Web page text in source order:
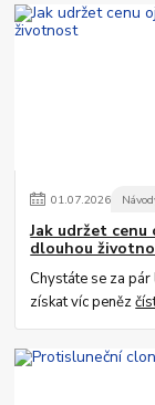
01.07.2026
Jak udržet
dlouhou
Chystáte se za
získat víc peněz